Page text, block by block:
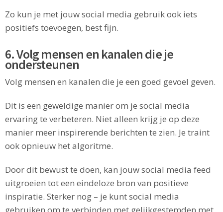
Zo kun je met jouw social media gebruik ook iets
positiefs toevoegen, best fijn.
6. Volg mensen en kanalen die je
ondersteunen
Volg mensen en kanalen die je een goed gevoel geven.
Dit is een geweldige manier om je social media
ervaring te verbeteren. Niet alleen krijg je op deze
manier meer inspirerende berichten te zien. Je traint
ook opnieuw het algoritme.
Door dit bewust te doen, kan jouw social media feed
uitgroeien tot een eindeloze bron van positieve
inspiratie. Sterker nog – je kunt social media
gebruiken om te verbinden met gelijkgestemden met